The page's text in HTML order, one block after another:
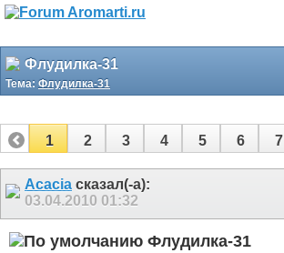
Флудилка-31
Тема: Флудилка-31
1 2 3 4 5 6 7
13
Acacia сказал(-а):
03.04.2010 01:32
Флудилка-31